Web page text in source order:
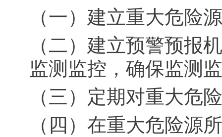
（一）建立重大危险
（二）建立预警预报
监测监控，确保监测
（三）定期对重大危
（四）在重大危险源